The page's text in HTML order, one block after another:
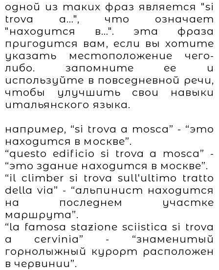
одной из таких фраз является "si
trova a…", что означает
"находится в…". эта фраза
пригодится вам, если вы хотите
указать местоположение чего-
либо. запомните ее и
используйте в повседневной речи,
чтобы улучшить свои навыки
итальянского языка.
например, “si trova a mosca” - “это
находится в москве”.
“questo edificio si trova a mosca” -
“это здание находится в москве”.
“il climber si trova sull'ultimo tratto
della via” - “альпинист находится
на последнем участке
маршрута”.
“la famosa stazione sciistica si trova
a cervinia” - “знаменитый
горнолыжный курорт расположен
в червинии”.